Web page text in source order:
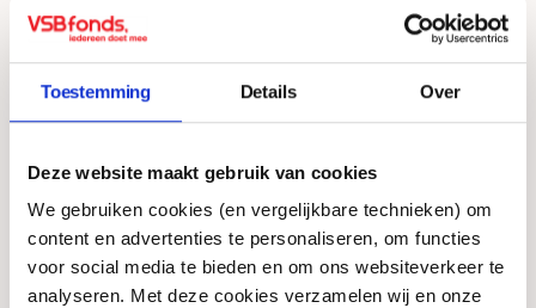
Toestemming Details Over
Deze website maakt gebruik van cookies
We gebruiken cookies (en vergelijkbare technieken) om
content en advertenties te personaliseren, om functies
voor social media te bieden en om ons websiteverkeer te
analyseren. Met deze cookies verzamelen wij en onze
Regioadviseur
Jouke van Buuren